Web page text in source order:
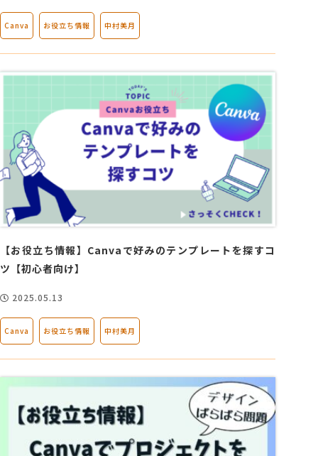
Canva お役立ち情報 中村美月
【お役立ち情報】Canvaで好みのテンプレートを探すコ
ツ【初心者向け】
2025.05.13
Canva お役立ち情報 中村美月